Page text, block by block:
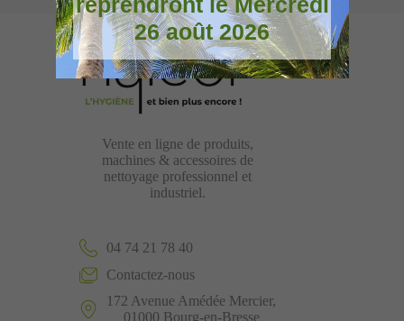
Vente en ligne de produits,
machines & accessoires de
nettoyage professionnel et
industriel.
04 74 21 78 40
Contactez-nous
172 Avenue Amédée Mercier,
01000 Bourg-en-Bresse
26 août 2026